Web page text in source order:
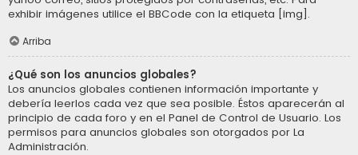
exhibir imágenes utilice el BBCode con la etiqueta [img].
Arriba
¿Qué son los anuncios globales?
Los anuncios globales contienen información importante y
debería leerlos cada vez que sea posible. Éstos aparecerán al
principio de cada foro y en el Panel de Control de Usuario. Los
permisos para anuncios globales son otorgados por La
Administración.